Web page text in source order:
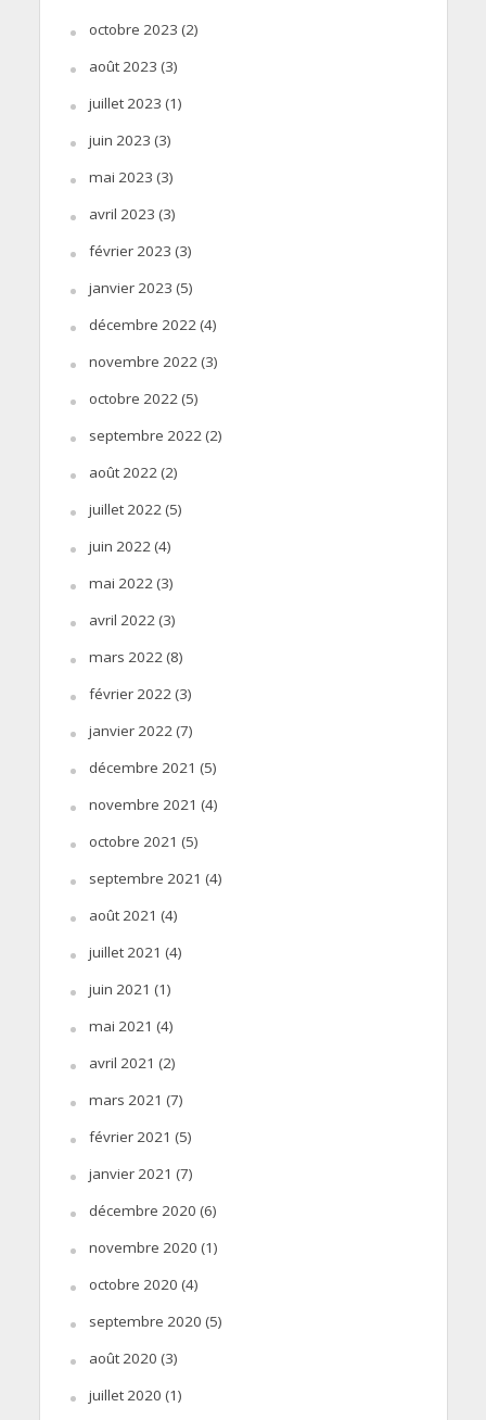
octobre 2023 (2)
août 2023 (3)
juillet 2023 (1)
juin 2023 (3)
mai 2023 (3)
avril 2023 (3)
février 2023 (3)
janvier 2023 (5)
décembre 2022(4)
novembre 2022(3)
octobre 2022(5)
septembre 2022(2)
août 2022(2)
juillet 2022(5)
juin 2022(4)
mai 2022(3)
avril 2022(3)
mars 2022(8)
février 2022(3)
janvier 2022(7)
décembre 2021 (5)
novembre 2021 (4)
octobre 2021 (5)
septembre 2021 (4)
août 2021 (4)
juillet 2021 (4)
juin 2021 (1)
mai 2021 (4)
avril 2021 (2)
mars 2021 (7)
février 2021 (5)
janvier 2021 (7)
décembre 2020 (6)
novembre 2020 (1)
octobre 2020 (4)
septembre 2020 (5)
août 2020 (3)
juillet 2020 (1)